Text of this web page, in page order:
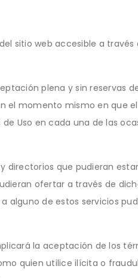
sitio web accesible a través
plena y sin reservas
el momento mismo en que
Uso en cada una de las
directorios que pudieran
ofertar a través de
alguno de estos servicios
la aceptación de los
quien utilice ilícita o